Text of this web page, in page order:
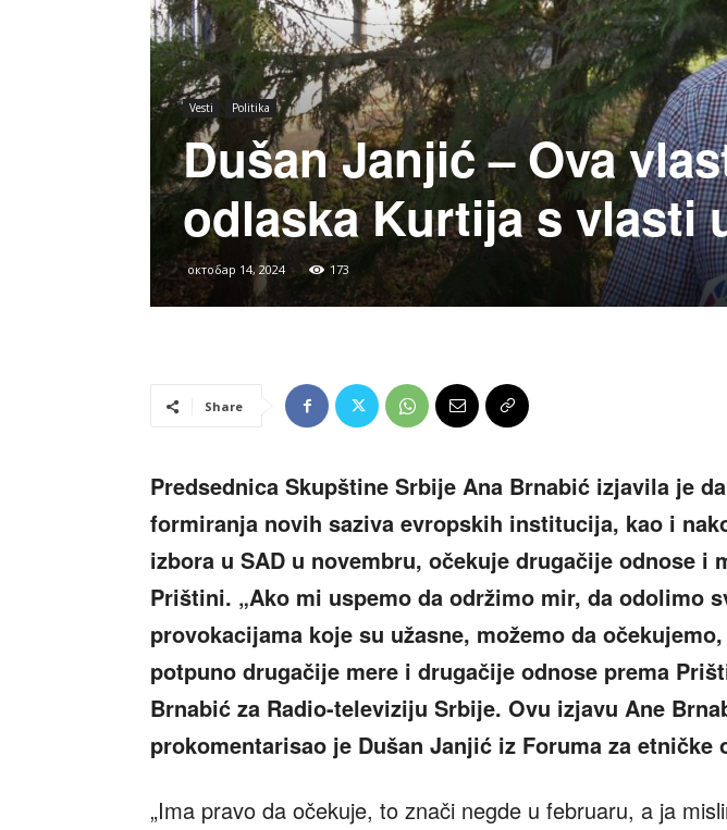
Vesti Politika
Dušan Janjić – Ova
odlaska Kurtija s vlasti
октобар 14, 2024 173
Share
Predsednica Skupštine Srbije Ana Brnabić izjavila je
formiranja novih saziva evropskih institucija, kao i
izbora u SAD u novembru, očekuje drugačije odnose i
Prištini. „Ako mi uspemo da održimo mir, da odolimo
provokacijama koje su užasne, možemo da
potpuno drugačije mere i drugačije odnose prema
Brnabić za Radio-televiziju Srbije. Ovu izjavu Ane
prokomentarisao je Dušan Janjić iz Foruma za etničke
„Ima pravo da očekuje, to znači negde u februaru, a ja